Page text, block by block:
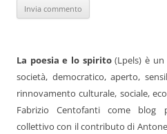
La poesia e lo spirito(Lpels) è un
società, democratico, aperto,
rinnovamento culturale, sociale,
Fabrizio Centofanti come blog
collettivo con il contributo di